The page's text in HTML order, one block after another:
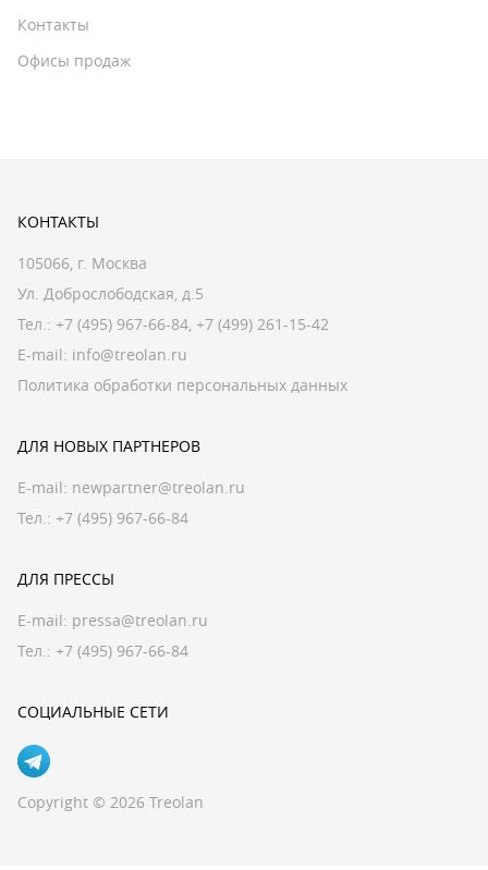
Контакты
Офисы продаж
КОНТАКТЫ
105066, г. Москва
Ул. Доброслободская, д.5
Тел.: +7 (495) 967-66-84, +7 (499) 261-15-42
E-mail: info@treolan.ru
Политика обработки персональных данных
ДЛЯ НОВЫХ ПАРТНЕРОВ
E-mail: newpartner@treolan.ru
Тел.: +7 (495) 967-66-84
ДЛЯ ПРЕССЫ
E-mail: pressa@treolan.ru
Тел.: +7 (495) 967-66-84
СОЦИАЛЬНЫЕ СЕТИ
Copyright © 2026 Treolan